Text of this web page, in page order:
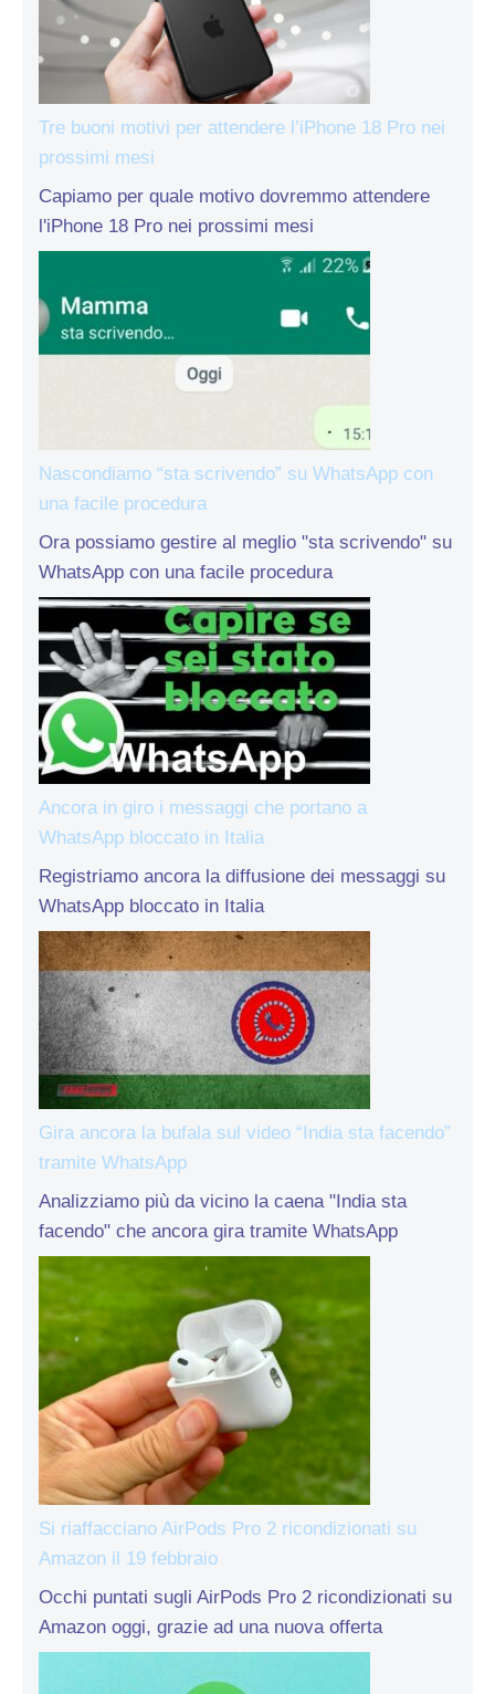
Tre buoni motivi per attendere l’iPhone 18 Pro nei
prossimi mesi
Capiamo per quale motivo dovremmo attendere
l'iPhone 18 Pro nei prossimi mesi
Nascondiamo “sta scrivendo” su WhatsApp con
una facile procedura
Ora possiamo gestire al meglio "sta scrivendo" su
WhatsApp con una facile procedura
Ancora in giro i messaggi che portano a
WhatsApp bloccato in Italia
Registriamo ancora la diffusione dei messaggi su
WhatsApp bloccato in Italia
Gira ancora la bufala sul video “India sta facendo”
tramite WhatsApp
Analizziamo più da vicino la caena "India sta
facendo" che ancora gira tramite WhatsApp
Si riaffacciano AirPods Pro 2 ricondizionati su
Amazon il 19 febbraio
Occhi puntati sugli AirPods Pro 2 ricondizionati su
Amazon oggi, grazie ad una nuova offerta